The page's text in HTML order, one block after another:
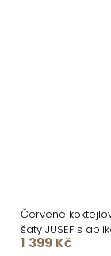
Červené
šaty JUSEF s
kytek
1 399 Kč